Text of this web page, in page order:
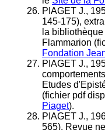
PIAGET J.,
145-175),
la
Flammarion
Fondation
PIAGET J.,
Etudes
(fichier pdf
Piaget).
PIAGET J.,
565), Revue